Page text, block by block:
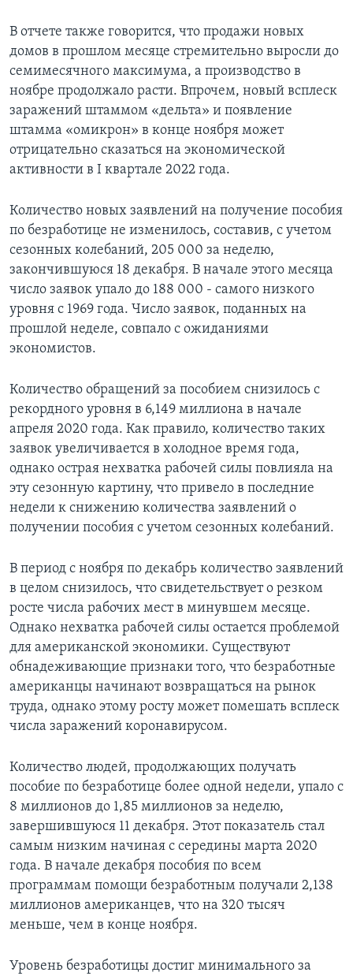
В отчете также говорится, что продажи новых
домов в прошлом месяце стремительно выросли до
семимесячного максимума, а производство в
ноябре продолжало расти. Впрочем, новый всплеск
заражений штаммом «дельта» и появление
штамма «омикрон» в конце ноября может
отрицательно сказаться на экономической
активности в I квартале 2022 года.
Количество новых заявлений на получение пособия
по безработице не изменилось, составив, с учетом
сезонных колебаний, 205 000 за неделю,
закончившуюся 18 декабря. В начале этого месяца
число заявок упало до 188 000 - самого низкого
уровня с 1969 года. Число заявок, поданных на
прошлой неделе, совпало с ожиданиями
экономистов.
Количество обращений за пособием снизилось с
рекордного уровня в 6,149 миллиона в начале
апреля 2020 года. Как правило, количество таких
заявок увеличивается в холодное время года,
однако острая нехватка рабочей силы повлияла на
эту сезонную картину, что привело в последние
недели к снижению количества заявлений о
получении пособия с учетом сезонных колебаний.
В период с ноября по декабрь количество заявлений
в целом снизилось, что свидетельствует о резком
росте числа рабочих мест в минувшем месяце.
Однако нехватка рабочей силы остается проблемой
для американской экономики. Существуют
обнадеживающие признаки того, что безработные
американцы начинают возвращаться на рынок
труда, однако этому росту может помешать всплеск
числа заражений коронавирусом.
Количество людей, продолжающих получать
пособие по безработице более одной недели, упало с
8 миллионов до 1,85 миллионов за неделю,
завершившуюся 11 декабря. Этот показатель стал
самым низким начиная с середины марта 2020
года. В начале декабря пособия по всем
программам помощи безработным получали 2,138
миллионов американцев, что на 320 тысяч
меньше, чем в конце ноября.
Уровень безработицы достиг минимального за